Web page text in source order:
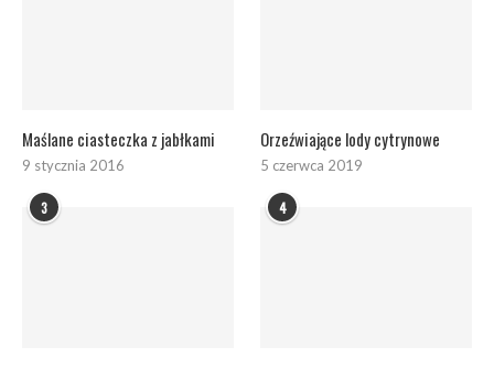
Maślane ciasteczka z jabłkami
9 stycznia 2016
Orzeźwiające lody cytrynowe
5 czerwca 2019
3 4